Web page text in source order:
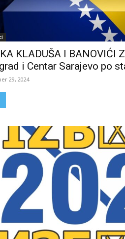
KLADUŠA I BANOVIĆI
i Centar Sarajevo po
29, 2024